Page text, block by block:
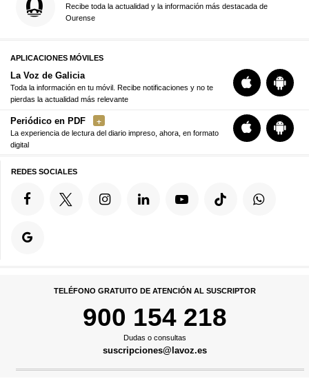
Recibe toda la actualidad y la información más destacada de
Ourense
APLICACIONES MÓVILES
La Voz de Galicia
Toda la información en tu móvil. Recibe notificaciones y no te
pierdas la actualidad más relevante
Periódico en PDF
La experiencia de lectura del diario impreso, ahora, en formato
digital
REDES SOCIALES
TELÉFONO GRATUITO DE ATENCIÓN AL SUSCRIPTOR
900 154 218
Dudas o consultas
suscripciones@lavoz.es